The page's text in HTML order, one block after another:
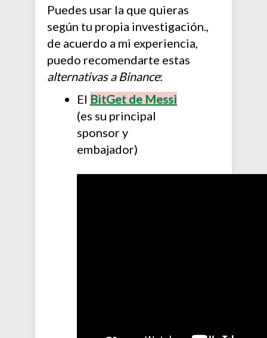
Puedes usar la que quieras
según tu propia investigación.,
de acuerdo a mi experiencia,
puedo recomendarte estas
alternativas a Binance:
El BitGet de Messi
(es su principal
sponsor y
embajador)